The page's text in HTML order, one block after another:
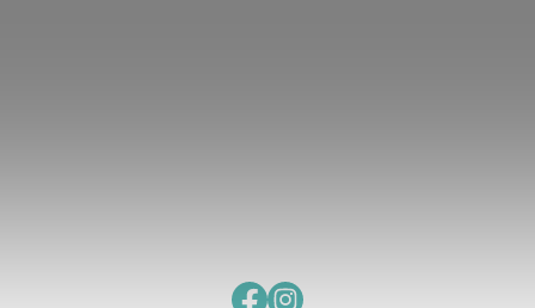
FacebookInstagram